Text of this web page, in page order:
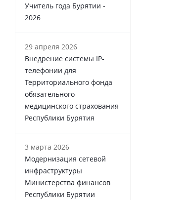
Учитель года Бурятии -
2026
29 апреля 2026
Внедрение системы IP-
телефонии для
Территориального фонда
обязательного
медицинского страхования
Республики Бурятия
3 марта 2026
Модернизация сетевой
инфраструктуры
Министерства финансов
Республики Бурятии